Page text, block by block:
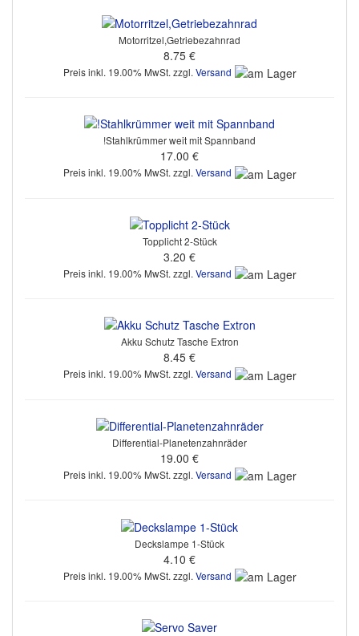
Motorritzel,Getriebezahnrad
8.75 €
Preis inkl. 19.00% MwSt. zzgl. Versand
!Stahlkrümmer weit mit Spannband
17.00 €
Preis inkl. 19.00% MwSt. zzgl. Versand
Topplicht 2-Stück
3.20 €
Preis inkl. 19.00% MwSt. zzgl. Versand
Akku Schutz Tasche Extron
8.45 €
Preis inkl. 19.00% MwSt. zzgl.Versand
Differential-Planetenzahnräder
19.00 €
Preis inkl. 19.00% MwSt. zzgl. Versand
Deckslampe 1-Stück
4.10 €
Preis inkl. 19.00% MwSt. zzgl. Versand